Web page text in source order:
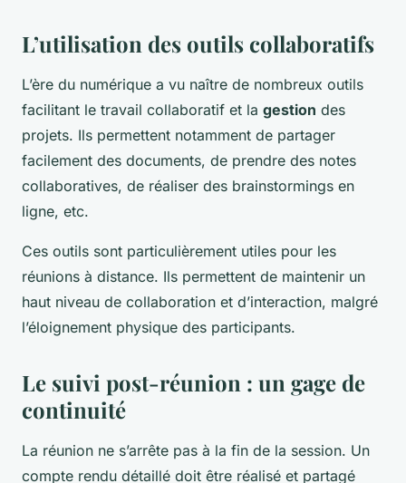
L’utilisation des outils collaboratifs
L’ère du numérique a vu naître de nombreux outils
facilitant le travail collaboratif et la gestion des
projets. Ils permettent notamment de partager
facilement des documents, de prendre des notes
collaboratives, de réaliser des brainstormings en
ligne, etc.
Ces outils sont particulièrement utiles pour les
réunions à distance. Ils permettent de maintenir un
haut niveau de collaboration et d’interaction, malgré
l’éloignement physique des participants.
Le suivi post-réunion : un gage de
continuité
La réunion ne s’arrête pas à la fin de la session. Un
compte rendu détaillé doit être réalisé et partagé